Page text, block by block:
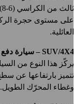
على مستوى حجرة الركاب،
العائلية.
SUV/4X4 – سيارة دفع رباعي
يركّز هذا النوع من
تتميز بارتفاعها عن
وغطاء المحرّك الطويل.